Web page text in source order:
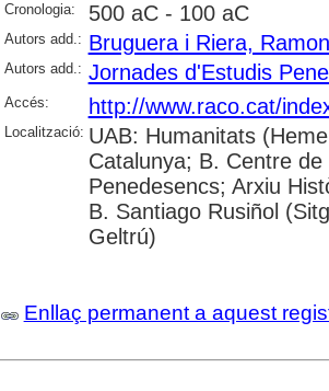
Cronologia: 500 aC - 100 aC
Autors add.: Bruguera i Riera, Ramon
Autors add.: Jornades d'Estudis
Accés: http://www.raco.cat/
Localització: UAB: Humanitats
Catalunya; B. Centre
Penedesencs; Arxiu
B. Santiago Rusiñol
Geltrú)
Enllaç permanent a aquest